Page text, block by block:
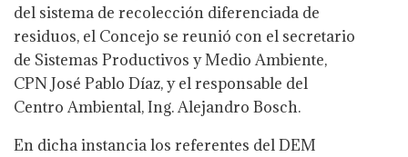
del sistema de recolección diferenciada de
residuos, el Concejo se reunió con el secretario
de Sistemas Productivos y Medio Ambiente,
CPN José Pablo Díaz, y el responsable del
Centro Ambiental, Ing. Alejandro Bosch.
En dicha instancia los referentes del DEM